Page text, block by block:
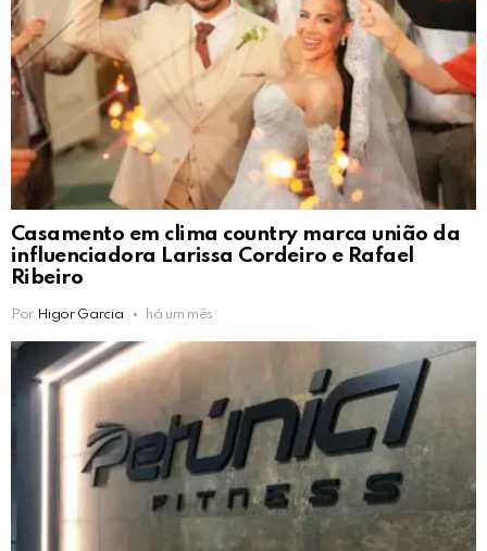
Casamento em clima country marca união da
influenciadora Larissa Cordeiro e Rafael
Ribeiro
Por Higor Garcia há um mês